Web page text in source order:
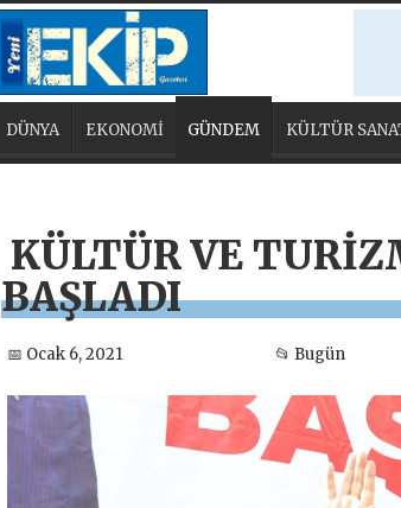
DÜNYA EKONOMİ GÜNDEM KÜLTÜR
KÜLTÜR VE
BAŞLADI
📅 Ocak 6, 2021 📂 Bugün